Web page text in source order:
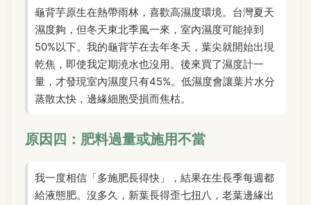
龜背芋原生在熱帶雨林，喜歡高濕度環境。台灣夏天
濕度夠，但冬天東北季風一來，室內濕度可能掉到
50%以下。我的龜背芋在去年冬天，葉尖就開始出現
乾焦，即使我定期澆水也沒用。後來買了濕度計一
量，才發現室內濕度只有45%。低濕度會讓葉片水分
蒸散太快，邊緣細胞受損而焦枯。
原因四：肥料過量或施用不當
我一度相信「多施肥長得快」，結果在生長季每週都
給液態肥。沒多久，新葉長得歪七扭八，老葉邊緣出